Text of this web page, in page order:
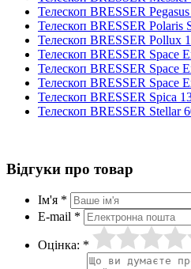
Телескоп BRESSER
Телескоп BRESSER Polaris
Телескоп BRESSER Pollux
Телескоп BRESSER Space
Телескоп BRESSER Space
Телескоп BRESSER Space
Телескоп BRESSER Spica
Телескоп BRESSER Stellar
Відгуки про товар
Ім'я *
E-mail *
Оцінка: *